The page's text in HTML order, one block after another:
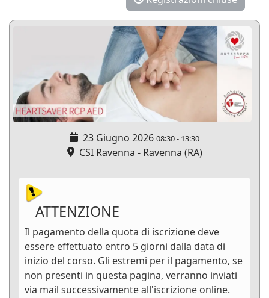
23 Giugno 2026 08:30- 13:30
CSI Ravenna - Ravenna (RA)
ATTENZIONE
Il pagamento della quota di iscrizione deve
essere effettuato entro 5 giorni dalla data di
inizio del corso. Gli estremi per il pagamento, se
non presenti in questa pagina, verranno inviati
via mail successivamente all'iscrizione online.